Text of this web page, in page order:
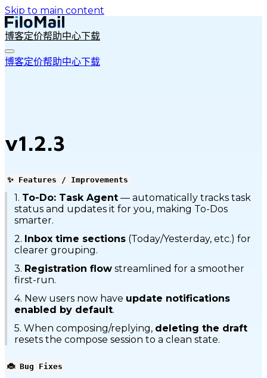
Skip to main content
博客定价帮助中心下载
博客定价帮助中心下载
v1.2.3
✨ Features / Improvements
1. To-Do: Task Agent — automatically tracks task
status and updates it for you, making To-Dos
smarter.
2. Inbox time sections (Today/Yesterday, etc.) for
clearer grouping.
3. Registration flow streamlined for a smoother
first-run.
4. New users now have update notifications
enabled by default.
5. When composing/replying, deleting the draft
resets the compose session to a clean state.
🐞 Bug Fixes